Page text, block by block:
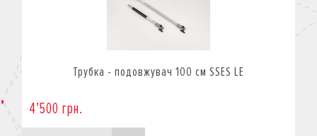
Трубка - подовжувач 100 см SSES LE
4’500 грн.